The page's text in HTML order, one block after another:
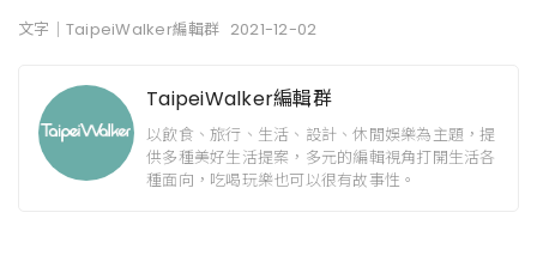
文字｜TaipeiWalker編輯群 2021-12-02
TaipeiWalker編輯群
以飲食、旅行、生活、設計、休閒娛樂為主題，提
供多種美好生活提案，多元的編輯視角打開生活各
種面向，吃喝玩樂也可以很有故事性。